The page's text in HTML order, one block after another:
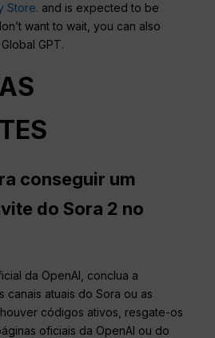
Store. and is expected to be
want to wait, you can also
GPT.
conseguir um
do Sora 2 no
da OpenAI, conclua a
atuais do Sora ou as
códigos ativos, resgate-os
oficiais da OpenAI ou do